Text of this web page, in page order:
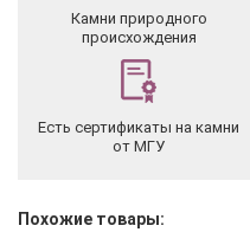
Камни природного
происхождения
Есть сертификаты на камни
от МГУ
Похожие товары: